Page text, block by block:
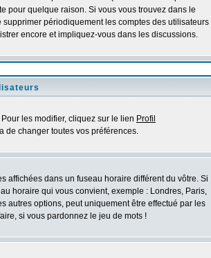
pour quelque raison. Si vous vous trouvez dans le
périodiquement les comptes des utilisateurs
encore et impliquez-vous dans les discussions.
les modifier, cliquez sur le lien Profil
de changer toutes vos préférences.
affichées dans un fuseau horaire différent du vôtre. Si
horaire qui vous convient, exemple : Londres, Paris,
autres options, peut uniquement être effectué par les
si vous pardonnez le jeu de mots !